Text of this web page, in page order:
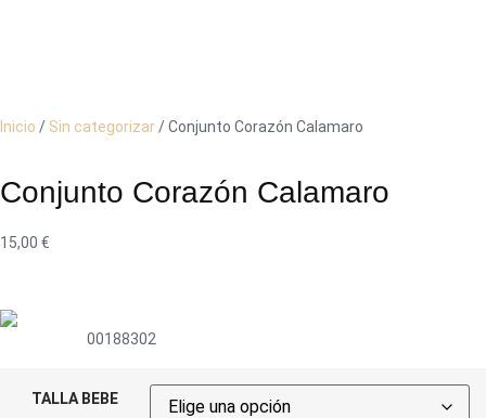
Inicio / Sin categorizar/ Conjunto Corazón Calamaro
Conjunto Corazón Calamaro
15,00 €
00188302
TALLA BEBE